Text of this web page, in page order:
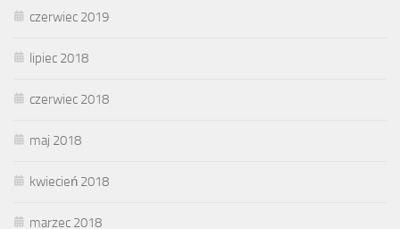
czerwiec 2019
lipiec 2018
czerwiec 2018
maj 2018
kwiecień 2018
marzec 2018